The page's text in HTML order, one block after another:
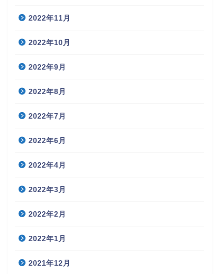
2022年11月
2022年10月
2022年9月
2022年8月
2022年7月
2022年6月
2022年4月
2022年3月
2022年2月
2022年1月
2021年12月